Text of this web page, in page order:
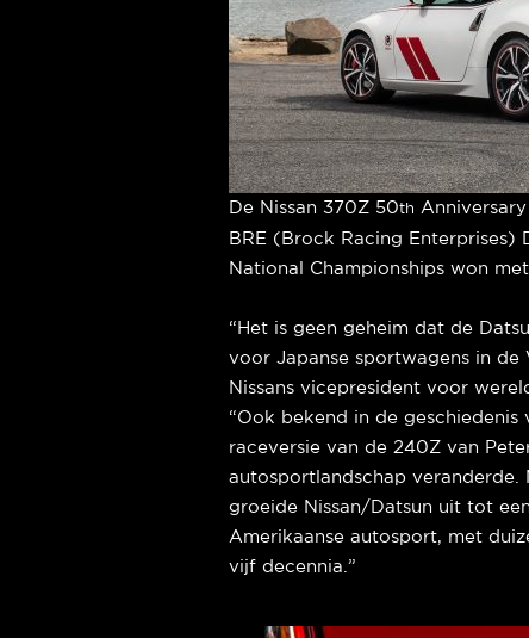
De Nissan 370Z 50th
BRE (Brock Racing Enterprises)
National Championships won
“Het is geen geheim dat de
voor Japanse sportwagens in de
Nissans vicepresident voor
“Ook bekend in de geschiedenis
raceversie van de 240Z van
autosportlandschap veranderde.
groeide Nissan/Datsun uit tot
Amerikaanse autosport, met
vijf decennia.”